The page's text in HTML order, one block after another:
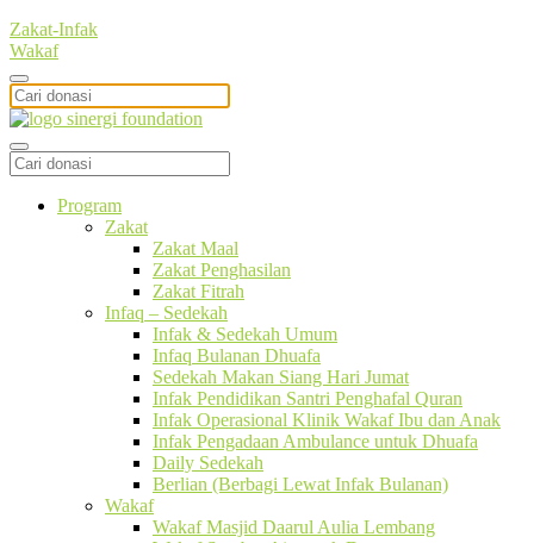
Zakat-Infak
Wakaf
Program
Zakat
Zakat Maal
Zakat Penghasilan
Zakat Fitrah
Infaq – Sedekah
Infak & Sedekah Umum
Infaq Bulanan Dhuafa
Sedekah Makan Siang Hari Jumat
Infak Pendidikan Santri Penghafal Quran
Infak Operasional Klinik Wakaf Ibu dan Anak
Infak Pengadaan Ambulance untuk Dhuafa
Daily Sedekah
Berlian (Berbagi Lewat Infak Bulanan)
Wakaf
Wakaf Masjid Daarul Aulia Lembang